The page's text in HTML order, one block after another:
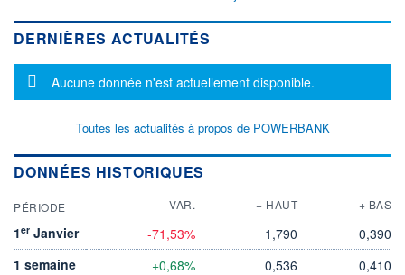
DERNIÈRES ACTUALITÉS
Message d'information
Aucune donnée n'est actuellement disponible.
Toutes les actualités à propos de POWERBANK
DONNÉES HISTORIQUES
PÉRIODE VAR. + HAUT + BAS
1er Janvier -71,53% 1,790
0,390
1 semaine
+0,68% 0,536
0,410